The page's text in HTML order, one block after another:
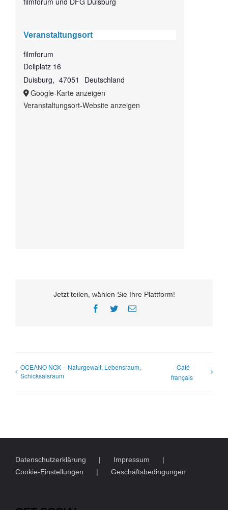
Veranstaltungsort
filmforum
Dellplatz 16
Duisburg, 47051
Deutschland
Google-Karte anzeigen
Veranstaltungsort-Website anzeigen
Jetzt teilen, wählen Sie Ihre Plattform!
Facebook
TwitterE-
OCEANO NOX – Naturgewalt, Lebensraum,
Schicksalsraum
Café
français
Datenschutzerklärung
Impressum
Cookie-Einstellungen
Geschäftsbedingungen